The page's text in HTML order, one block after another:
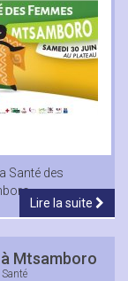
Santé des
Lire la suite
Mtsamboro
Santé